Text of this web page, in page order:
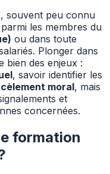
, souvent peu connu
les membres du
ou dans toute
Plonger dans
bien des enjeux :
, savoir identifier les
moral, mais
et
concernées.
formation